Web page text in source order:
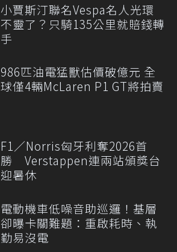
小賈斯汀聯名Vespa名人光環
不靈了？只騎135公里就賠錢轉
手
986匹油電猛獸估價破億元 全
球僅4輛McLaren P1 GT將拍賣
F1／Norris匈牙利奪2026首
勝 Verstappen連兩站頒獎台
迎暑休
電動機車低噪音助巡邏！基層
卻曝卡關難題：重啟耗時、執
勤易沒電